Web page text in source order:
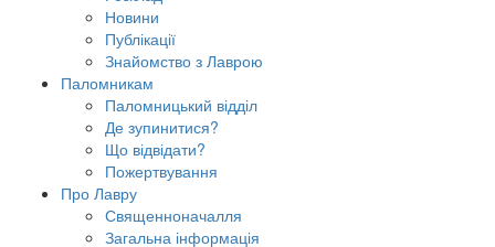
Новини
Публікації
Знайомство з Лаврою
Паломникам
Паломницький відділ
Де зупинитися?
Що відвідати?
Пожертвування
Про Лавру
Священноначалля
Загальна інформація